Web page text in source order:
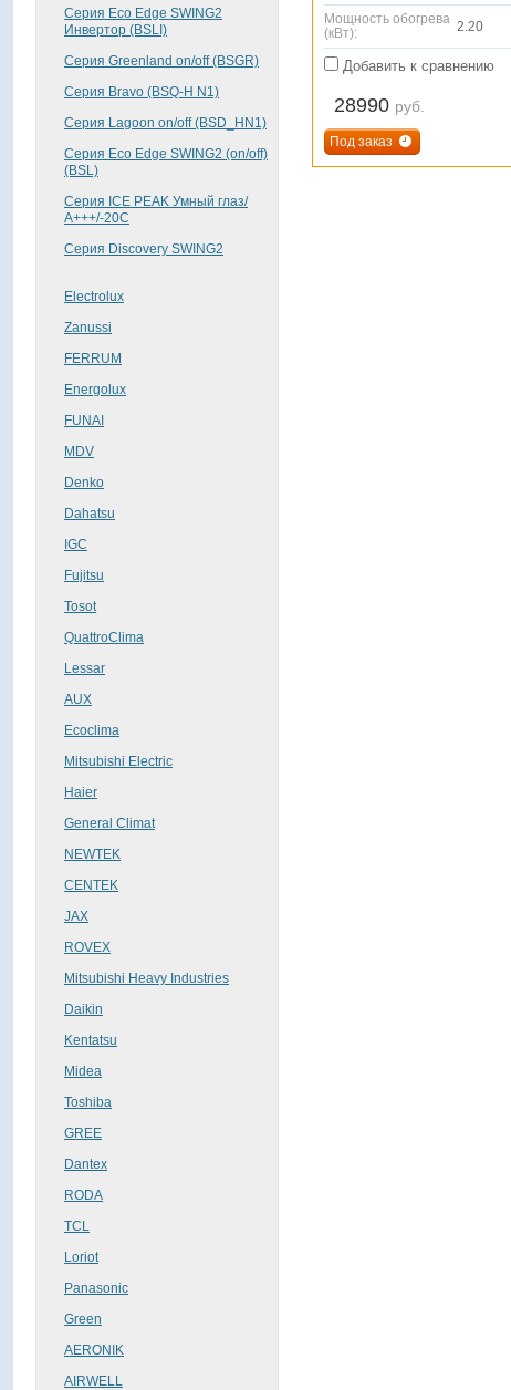
Серия Eco Edge SWING2
Инвертор (BSLI)
Серия Greenland on/off (BSGR)
Серия Bravo (BSQ-H N1)
Серия Lagoon on/off (BSD_HN1)
Серия Eco Edge SWING2 (on/off)
(BSL)
Серия ICE PEAK Умный глаз/
А+++/-20С
Серия Discovery SWING2
Electrolux
Zanussi
FERRUM
Energolux
FUNAI
MDV
Denko
Dahatsu
IGC
Fujitsu
Tosot
QuattroClima
Lessar
AUX
Ecoclima
Mitsubishi Electric
Haier
General Climat
NEWTEK
CENTEK
JAX
ROVEX
Mitsubishi Heavy Industries
Daikin
Kentatsu
Midea
Toshiba
GREE
Dantex
RОDA
TCL
Loriot
Panasonic
Green
AERONIK
AIRWELL
Мощность обогрева
(кВт):
2.20
Добавить к сравнению
28990 руб.
Под заказ